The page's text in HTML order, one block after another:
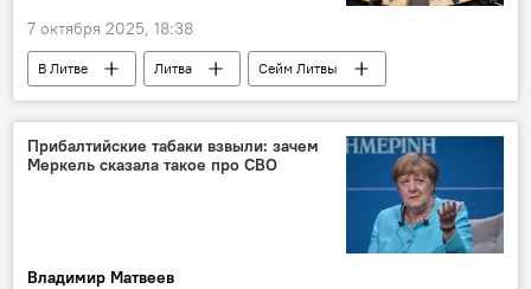
7 октября 2025, 18:38
В Литве Литва
Сейм Литвы
КНБО
безопасность
оборона
Римантас Синкявичюс
Прибалтийские табаки взвыли: зачем
Меркель сказала такое про СВО
Владимир Матвеев